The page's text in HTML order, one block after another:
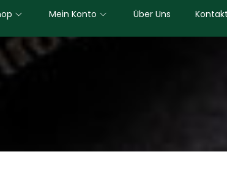
Mein Konto Über Uns Kontakt